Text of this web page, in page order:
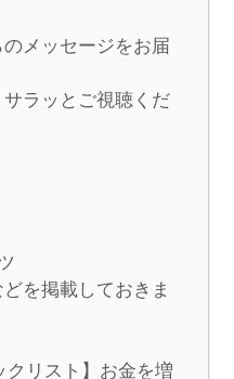
メッセージをお届
ラッとご視聴くだ
を掲載しておきま
リスト】お金を増